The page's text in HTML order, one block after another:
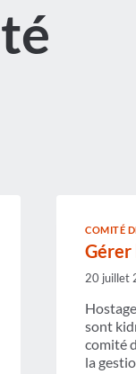
COMITÉ
Gérer
20 juillet
sont
comité
la